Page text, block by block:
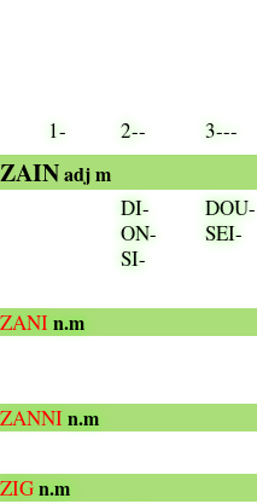
1-
2-- 3---
ZAINadj m
DI-
ON-
SI-
DOU-
SEI-
ZANIn.m
ZANNIn.m
ZIGn.m